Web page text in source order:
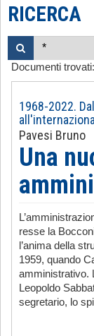
1915-1945 Tra le
1945-1968 Dalla
1968-2022 Dalla
-
RICERCA
Documenti trovati:
1968-2022.
Pavesi Bruno
Una
resse la
l’anima della
1959, quando
amministrativo.
Leopoldo
segretario, lo